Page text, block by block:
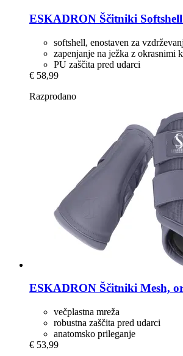
ESKADRON Ščitniki
softshell, enostaven za
zapenjanje na ježka z okrasnimi
PU zaščita pred udarci
€ 58,99
Razprodano
ESKADRON Ščitniki Mesh,
večplastna mreža
robustna zaščita pred udarci
anatomsko prileganje
€ 53,99